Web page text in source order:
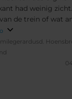
had weinig
de trein of wat
me wakker. Ontbijt